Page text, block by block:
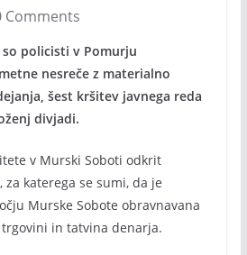
Comments
policisti v Pomurju
nesreče z materialno
šest kršitev javnega reda
divjadi.
v Murski Soboti odkrit
za katerega se sumi, da je
Murske Sobote obravnavana
in tatvina denarja.